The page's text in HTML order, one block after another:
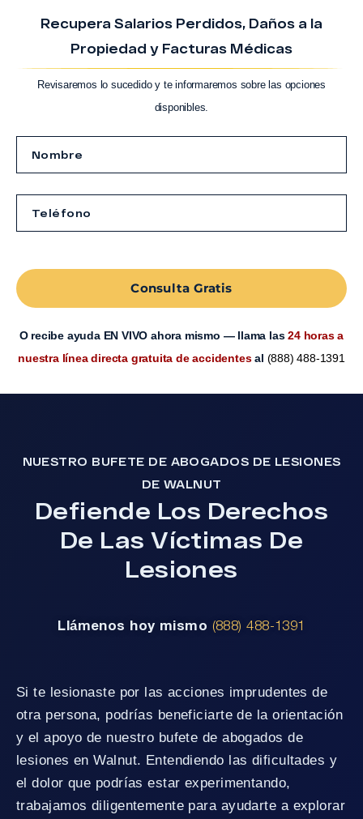
Recupera Salarios Perdidos, Daños a la
Propiedad y Facturas Médicas
Revisaremos lo sucedido y te informaremos sobre las opciones
disponibles.
Consulta Gratis
O recibe ayuda EN VIVO ahora mismo — llama las24 horas a
nuestra línea directa gratuita de accidentesal (888) 488-1391
NUESTRO BUFETE DE ABOGADOS DE LESIONES
DE WALNUT
Defiende Los Derechos
De Las Víctimas De
Lesiones
Llámenos hoy mismo (888) 488-1391
Si te lesionaste por las acciones imprudentes de
otra persona, podrías beneficiarte de la orientación
y el apoyo de nuestro bufete de abogados de
lesiones en Walnut. Entendiendo las dificultades y
el dolor que podrías estar experimentando,
trabajamos diligentemente para ayudarte a explorar